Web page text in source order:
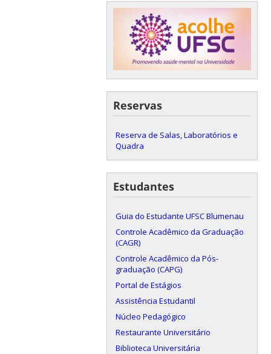
Reservas
Reserva de Salas, Laboratórios e
Quadra
Estudantes
Guia do Estudante UFSC Blumenau
Controle Acadêmico da Graduação
(CAGR)
Controle Acadêmico da Pós-
graduação (CAPG)
Portal de Estágios
Assistência Estudantil
Núcleo Pedagógico
Restaurante Universitário
Biblioteca Universitária